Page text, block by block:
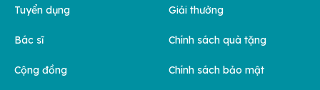
Tuyển dụng
Bác sĩ
Cộng đồng
Giải thưởng
Chính sách quà tặng
Chính sách bảo mật